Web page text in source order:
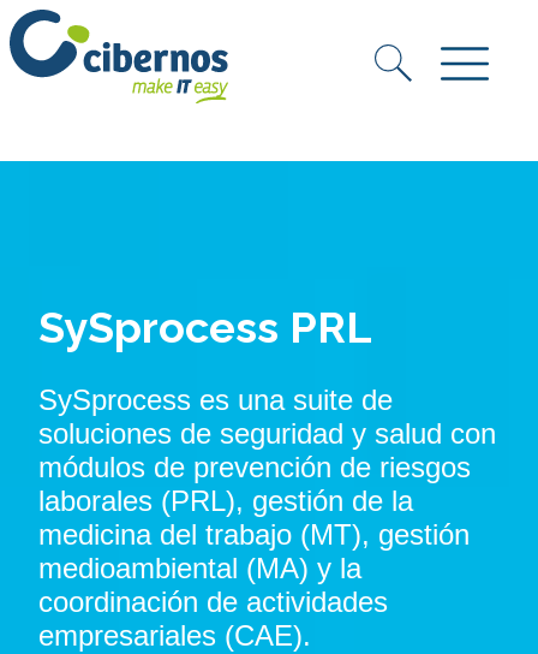
SySprocess PRL
SySprocess es una suite de
soluciones de seguridad y salud con
módulos de prevención de riesgos
laborales (PRL), gestión de la
medicina del trabajo (MT), gestión
medioambiental (MA) y la
coordinación de actividades
empresariales (CAE).